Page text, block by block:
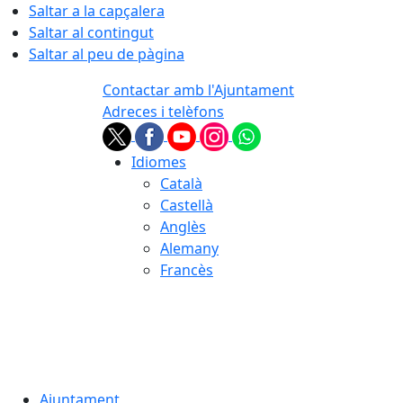
Saltar a la capçalera
Saltar al contingut
Saltar al peu de pàgina
Contactar amb l'Ajuntament
Adreces i telèfons
Idiomes
Català
Castellà
Anglès
Alemany
Francès